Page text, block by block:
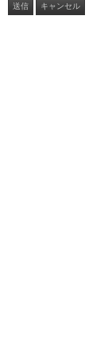
送信 キャンセル